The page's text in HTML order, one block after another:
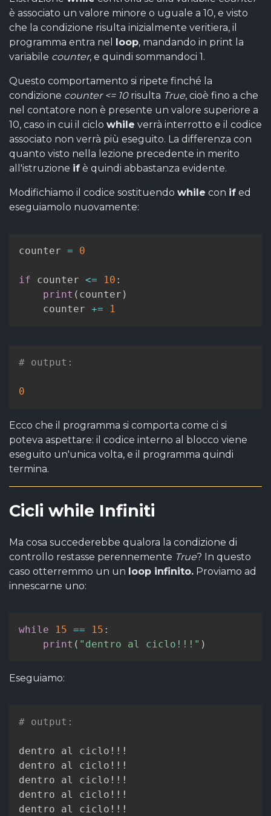
è associato un valore minore o uguale a 10, e visto
che la condizione risulta inizialmente veritiera, il
programma entra nel
loop, mandando in print la
variabile counter, e quindi sommandoci 1.
Questo comportamento si ripete finché la
condizione counter <= 10risulta True, cioè fino a che
nel contatore non è presente un valore superiore a
10, caso in cui il ciclo while verrà interrotto e il codice
associato non verrà più eseguito. La differenza con
quanto visto nella lezione precedente in merito
all'istruzione if è quindi abbastanza evidente.
Modifichiamo il codice sostituendo while con if ed
eseguiamolo nuovamente:
counter = 0
if counter <= 10 :
print ( counter )
    counter
+= 1
# output:
0
Ecco che il programma si comporta come ci si
poteva aspettare: il codice interno al blocco viene
eseguito un'unica volta, e il programma quindi
termina.
Cicli while Infiniti
Ma cosa succederebbe qualora la condizione di
controllo restasse perennemente True? In questo
caso otterremmo un un loop infinito. Proviamo ad
innescarne uno:
while 15 == 15 :
print ( "dentro al ciclo!!!" )
Eseguiamo:
# output:
dentro al ciclo!!!
dentro al ciclo!!!
dentro al ciclo!!!
dentro al ciclo!!!
dentro al ciclo!!!